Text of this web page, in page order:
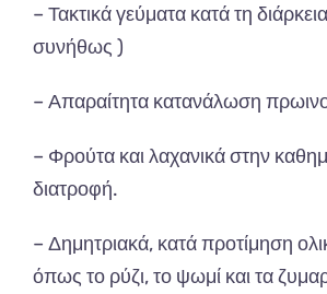
– Τακτικά γεύματα κατά τη
συνήθως )
– Απαραίτητα κατανάλωση
– Φρούτα και λαχανικά στην
διατροφή.
– Δημητριακά, κατά προτίμηση
όπως το ρύζι, το ψωμί και τα